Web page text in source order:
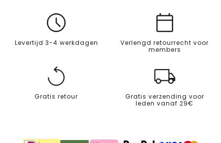
Levertijd 3-4 werkdagen
Verlengd retourrecht voor
members
Gratis retour
Gratis verzending voor
leden vanaf 29€